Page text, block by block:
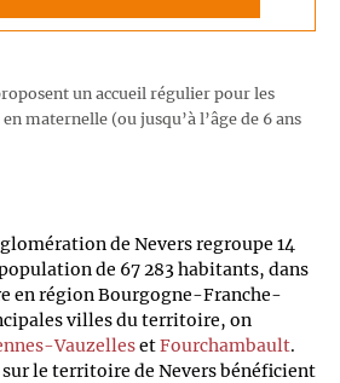
un accueil régulier pour les
maternelle (ou jusqu’à l’âge de 6 ans
de Nevers regroupe 14
de 67 283 habitants, dans
en région Bourgogne-Franche-
villes du territoire, on
VauzellesetFourchambault.
le territoire de Nevers bénéficient